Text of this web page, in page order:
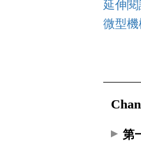
延伸閱
微型機
第